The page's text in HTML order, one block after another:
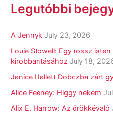
Legutóbbi
A Jennyk July 23, 2026
Louie Stowell: Egy ​rossz
kirobbantásához July 18,
Janice Hallett Dobozba zárt
Alice Feeney: Higgy nekem
Alix E. Harrow: Az örökkévaló